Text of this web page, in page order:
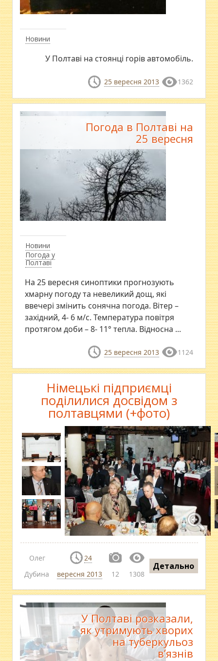
Новини
У Полтаві на стоянці горів автомобіль.
25 вересня 2013 1362
Новини
Погода у
Полтаві
Погода в Полтаві на
25 вересня
На 25 вересня синоптики прогнозують
хмарну погоду та невеликий дощ, які
ввечері змінить сонячна погода. Вітер –
західний, 4- 6 м/с. Температура повітря
протягом доби – 8- 11° тепла. Відносна ...
25 вересня 2013 1124
Німецькі підприємці
поділилися досвідом з
полтавцями (+фото)
Олег
Дубина
24
вересня 2013
12 1308
Детально
У Полтаві розказали,
як утримують хворих
на туберкульоз
в’язнів